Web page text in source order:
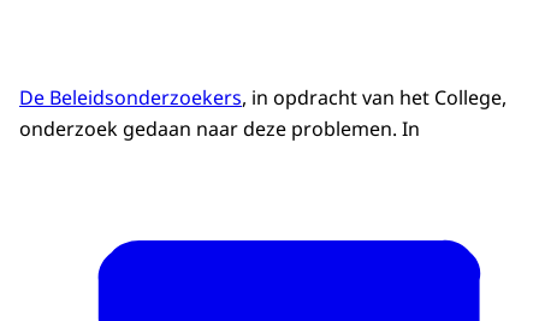
De Beleidsonderzoekers, in opdracht van het College,
onderzoek gedaan naar deze problemen. In